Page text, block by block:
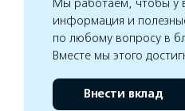
Мы работаем, чтобы у
информация и
по любому вопросу в
Вместе мы этого
Внести вклад